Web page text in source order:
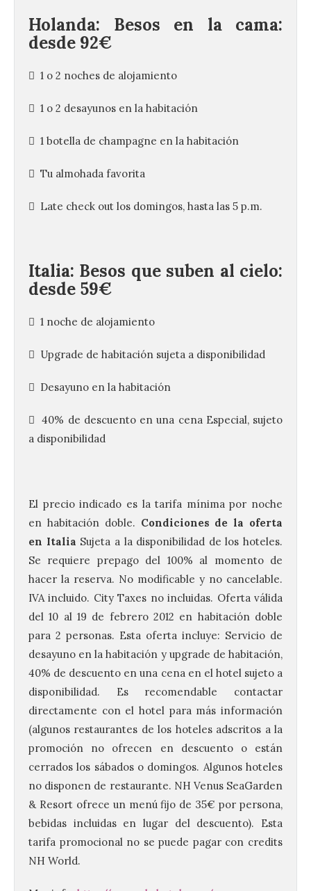
Holanda: Besos en la cama:
desde 92€
 1 o 2 noches de alojamiento
 1 o 2 desayunos en la habitación
 1 botella de champagne en la habitación
 Tu almohada favorita
 Late check out los domingos, hasta las 5 p.m.
Italia: Besos que suben al cielo:
desde 59€
 1 noche de alojamiento
 Upgrade de habitación sujeta a disponibilidad
 Desayuno en la habitación
 40% de descuento en una cena Especial, sujeto
a disponibilidad
El precio indicado es la tarifa mínima por noche
en habitación doble. Condiciones de la oferta
en Italia Sujeta a la disponibilidad de los hoteles.
Se requiere prepago del 100% al momento de
hacer la reserva. No modificable y no cancelable.
IVA incluido. City Taxes no incluidas. Oferta válida
del 10 al 19 de febrero 2012 en habitación doble
para 2 personas. Esta oferta incluye: Servicio de
desayuno en la habitación y upgrade de habitación,
40% de descuento en una cena en el hotel sujeto a
disponibilidad. Es recomendable contactar
directamente con el hotel para más información
(algunos restaurantes de los hoteles adscritos a la
promoción no ofrecen en descuento o están
cerrados los sábados o domingos. Algunos hoteles
no disponen de restaurante. NH Venus SeaGarden
& Resort ofrece un menú fijo de 35€ por persona,
bebidas incluidas en lugar del descuento). Esta
tarifa promocional no se puede pagar con credits
NH World.
La decimoctava fotografía
de León de…viaje nos llega
desde la sede del
Parlamento Europeo en
Estrasburgo.